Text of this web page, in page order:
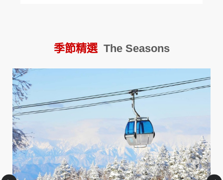
prev
季節精選 The Seasons